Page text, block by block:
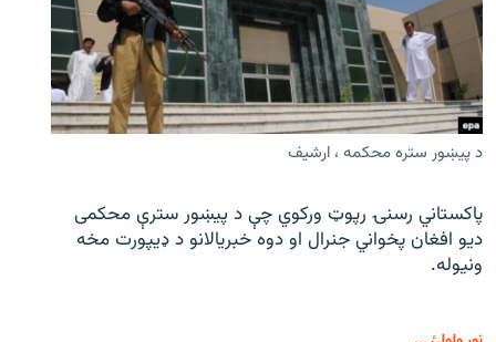
د پیښور ستره محکمه ، ارشیف
پاکستاني رسنۍ رپوټ ورکوي چې د پیښور سترې محکمی
دیو افغان پخواني جنرال او دوه خبریالانو د ډیپورت مخه
ونیوله.